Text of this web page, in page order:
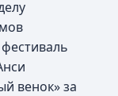
венок» за